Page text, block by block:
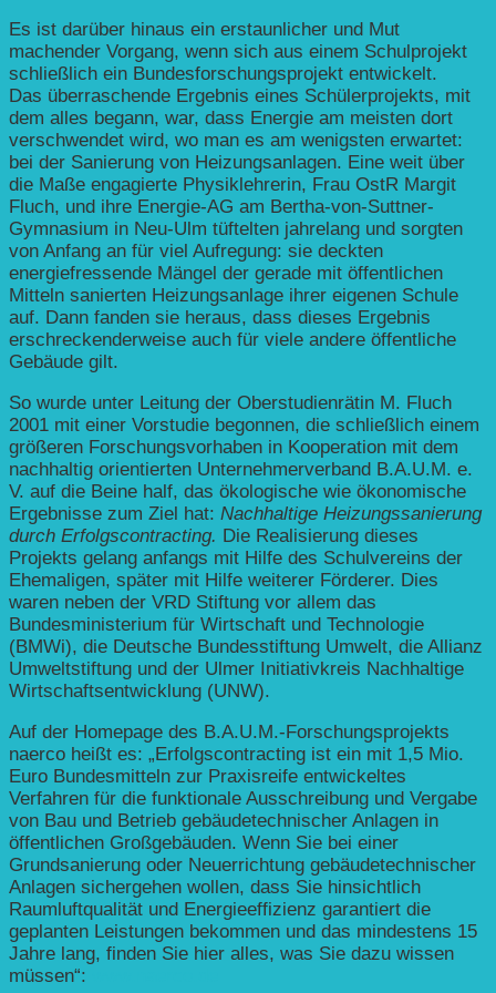
Es ist darüber hinaus ein erstaunlicher und Mut
machender Vorgang, wenn sich aus einem Schulprojekt
schließlich ein Bundesforschungsprojekt entwickelt.
Das überraschende Ergebnis eines Schülerprojekts, mit
dem alles begann, war, dass Energie am meisten dort
verschwendet wird, wo man es am wenigsten erwartet:
bei der Sanierung von Heizungsanlagen. Eine weit über
die Maße engagierte Physiklehrerin, Frau OstR Margit
Fluch, und ihre Energie-AG am Bertha-von-Suttner-
Gymnasium in Neu-Ulm tüftelten jahrelang und sorgten
von Anfang an für viel Aufregung: sie deckten
energiefressende Mängel der gerade mit öffentlichen
Mitteln sanierten Heizungsanlage ihrer eigenen Schule
auf. Dann fanden sie heraus, dass dieses Ergebnis
erschreckenderweise auch für viele andere öffentliche
Gebäude gilt.
So wurde unter Leitung der Oberstudienrätin M. Fluch
2001 mit einer Vorstudie begonnen, die schließlich einem
größeren Forschungsvorhaben in Kooperation mit dem
nachhaltig orientierten Unternehmerverband B.A.U.M. e.
V. auf die Beine half, das ökologische wie ökonomische
Ergebnisse zum Ziel hat: Nachhaltige Heizungssanierung
durch Erfolgscontracting. Die Realisierung dieses
Projekts gelang anfangs mit Hilfe des Schulvereins der
Ehemaligen, später mit Hilfe weiterer Förderer. Dies
waren neben der VRD Stiftung vor allem das
Bundesministerium für Wirtschaft und Technologie
(BMWi), die Deutsche Bundesstiftung Umwelt, die Allianz
Umweltstiftung und der Ulmer Initiativkreis Nachhaltige
Wirtschaftsentwicklung (UNW).
Auf der Homepage des B.A.U.M.-Forschungsprojekts
naerco heißt es: „Erfolgscontracting ist ein mit 1,5 Mio.
Euro Bundesmitteln zur Praxisreife entwickeltes
Verfahren für die funktionale Ausschreibung und Vergabe
von Bau und Betrieb gebäudetechnischer Anlagen in
öffentlichen Großgebäuden. Wenn Sie bei einer
Grundsanierung oder Neuerrichtung gebäudetechnischer
Anlagen sichergehen wollen, dass Sie hinsichtlich
Raumluftqualität und Energieeffizienz garantiert die
geplanten Leistungen bekommen und das mindestens 15
Jahre lang, finden Sie hier alles, was Sie dazu wissen
müssen“: